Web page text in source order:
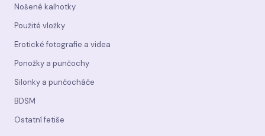
Nošené kalhotky
Použité vložky
Erotické fotografie a videa
Ponožky a punčochy
Silonky a punčocháče
BDSM
Ostatní fetiše